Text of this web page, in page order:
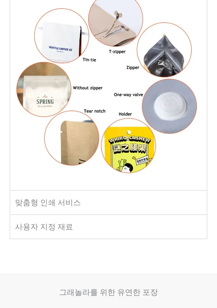
맞춤형 인쇄 서비스
사용자 지정 재료
그래놀라를 위한 유연한 포장